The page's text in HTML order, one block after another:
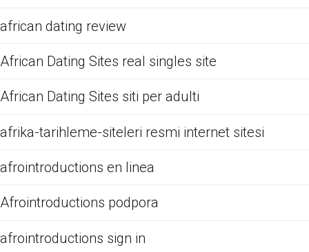
african dating review
African Dating Sites real singles site
African Dating Sites siti per adulti
afrika-tarihleme-siteleri resmi internet sitesi
afrointroductions en linea
Afrointroductions podpora
afrointroductions sign in